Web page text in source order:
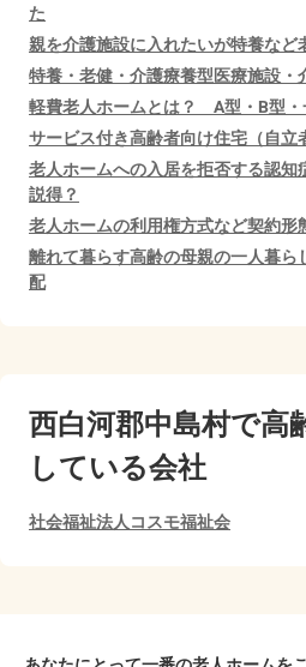
た
親を介護施設に入れたいが特養な
特養・老健・介護療養型医療施設・
軽費老人ホームとは？ A型・B型・
サービス付き高齢者向け住宅（自立
老人ホームへの入居を拒否する認知
説得？
老人ホームの利用権方式など契約形
離れて暮らす高齢の母親の一人暮ら
配
西白河郡中島村で高
している会社
社会福祉法人コスモ福祉会